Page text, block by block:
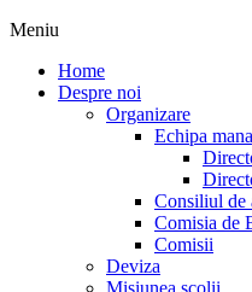
Meniu
Home
Despre noi
Organizare
Echipa
Consiliul de
Comisia de
Comisii
Deviza
Misiunea şcolii